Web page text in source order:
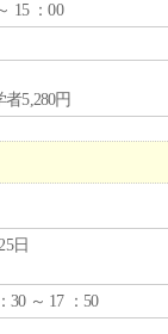
15 ：00
5,280円
日
30 ～ 17 ：50